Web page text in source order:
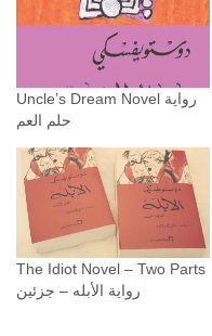
Uncle’s Dream Novel رواية
حلم العم
The Idiot Novel – Two Parts
رواية الأبله – جزئين